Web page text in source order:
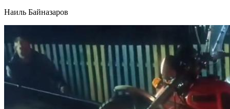
Наиль Байназаров